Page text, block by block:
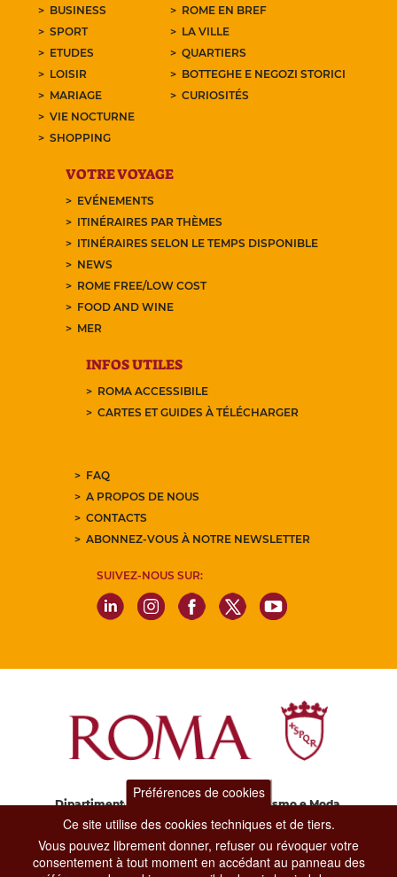
BUSINESS
SPORT
ETUDES
LOISIR
MARIAGE
VIE NOCTURNE
SHOPPING
ROME EN BREF
LA VILLE
QUARTIERS
BOTTEGHE E NEGOZI STORICI
CURIOSITÉS
VOTRE VOYAGE
EVÉNEMENTS
ITINÉRAIRES PAR THÈMES
ITINÉRAIRES SELON LE TEMPS DISPONIBLE
NEWS
ROME FREE/LOW COST
FOOD AND WINE
MER
INFOS UTILES
ROMA ACCESSIBILE
CARTES ET GUIDES À TÉLÉCHARGER
FAQ
A PROPOS DE NOUS
CONTACTS
ABONNEZ-VOUS À NOTRE NEWSLETTER
SUIVEZ-NOUS SUR:
Dipartimento Grandi Eventi, Sport, Turismo e Moda.
Via di San Basilio, 51
Préférences de cookies
Ce site utilise des cookies techniques et de tiers.
Vous pouvez librement donner, refuser ou révoquer votre
consentement à tout moment en accédant au panneau des